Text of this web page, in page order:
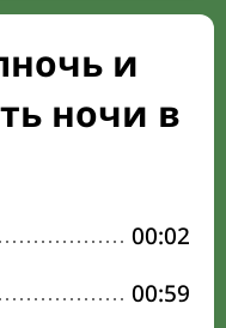
и
ночи в
00:02
00:59